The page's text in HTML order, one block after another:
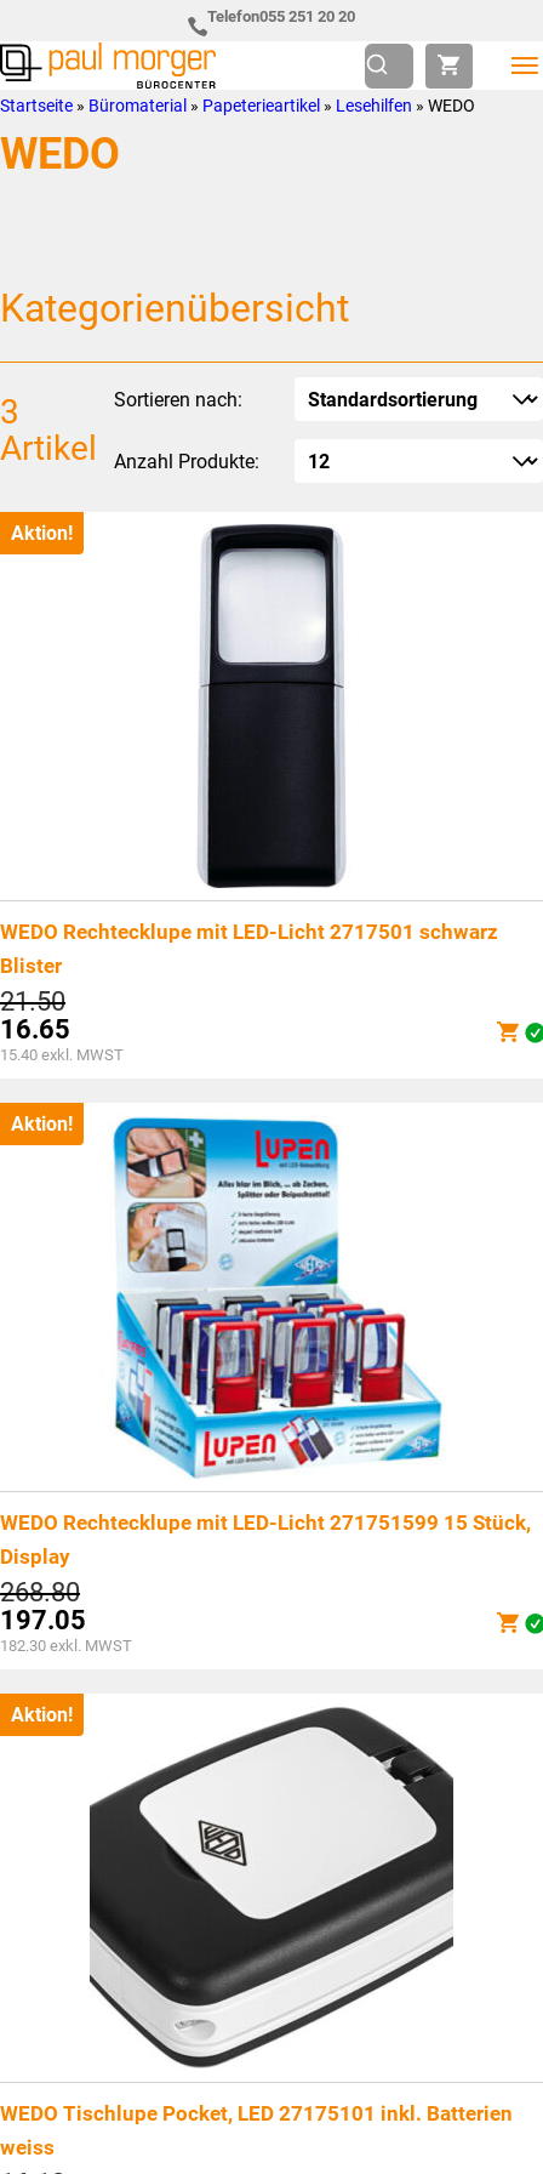
Hauptnavigation
springen
to
main
content
Telefon055 251 20 20
Paul
Morger
AG
so
individuell
wie
Startseite » Büromaterial » Papeterieartikel » Lesehilfen » WEDO
WEDO
Kategorienübersicht
3
Artikel
Sortieren nach:
Anzahl Produkte:
Aktion!
WEDO Rechtecklupe mit LED-Licht 2717501 schwarz
Blister
21.50Ursprünglicher
Preis
war:
CHF21.50
16.65
Aktueller
ist:
CHF16.65.
15.40 exkl. MWST
Aktion!
WEDO Rechtecklupe mit LED-Licht 271751599 15 Stück,
Display
268.80Ursprünglicher
Preis
war:
CHF268.80
197.05
Aktueller
ist:
CHF197.05.
182.30 exkl. MWST
Aktion!
WEDO Tischlupe Pocket, LED 27175101 inkl. Batterien
weiss